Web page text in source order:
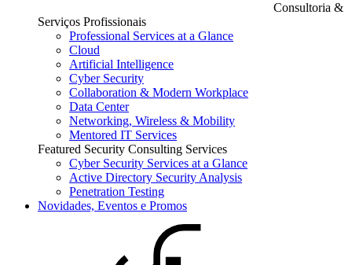
Consultoria &
Serviços Profissionais
Professional Services at a Glance
Cloud
Artificial Intelligence
Cyber Security
Collaboration & Modern Workplace
Data Center
Networking, Wireless & Mobility
Mentored IT Services
Featured Security Consulting Services
Cyber Security Services at a Glance
Active Directory Security Analysis
Penetration Testing
Novidades, Eventos e Promos